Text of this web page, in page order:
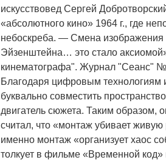
искусствовед Сергей
«абсолютного кино» 1964 г., где
небоскреба. — Смена
Эйзенштейна… это стало
кинематографа". Журнал "Сеанс" №
Благодаря цифровым технологиям
буквально совместить
двигатель сюжета. Таким образом,
считал, что «монтаж убивает
именно монтаж «организует хаос
толкует в фильме «Временной